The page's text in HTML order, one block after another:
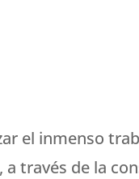
el inmenso
través de la